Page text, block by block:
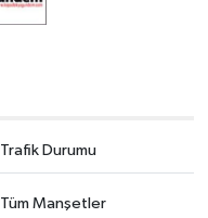
Trafik Durumu
Tüm Manşetler